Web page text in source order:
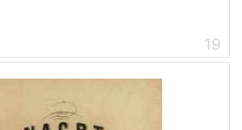
19